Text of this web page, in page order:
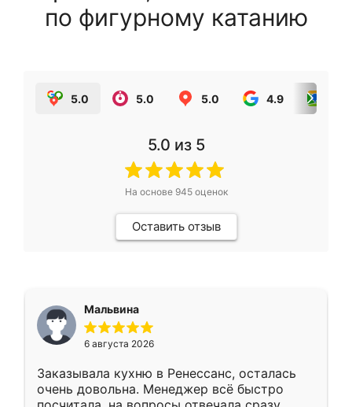
по фигурному катанию
5.0 5.0 5.0 4.9
5.0 из 5
На основе 945оценок
Оставить отзыв
Мальвина
6 августа 2026
Заказывала кухню в Ренессанс, осталась
очень довольна. Менеджер всё быстро